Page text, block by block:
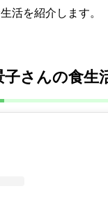
活を紹介します。
子さんの食生